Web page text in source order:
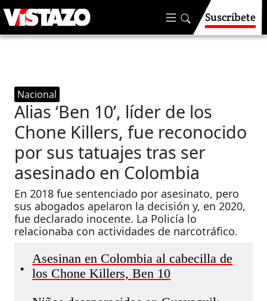
Suscríbete
Nacional
Alias ‘Ben 10’, líder de los
Chone Killers, fue reconocido
por sus tatuajes tras ser
asesinado en Colombia
En 2018 fue sentenciado por asesinato, pero
sus abogados apelaron la decisión y, en 2020,
fue declarado inocente. La Policía lo
relacionaba con actividades de narcotráfico.
•
Asesinan en Colombia al cabecilla de
los Chone Killers, Ben 10